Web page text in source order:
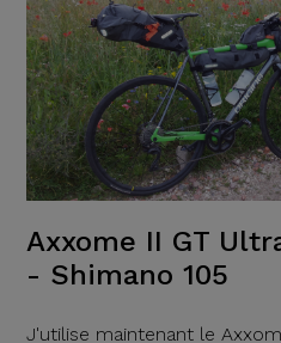
Axxome II GT
- Shimano 105
J'utilise maintenant le